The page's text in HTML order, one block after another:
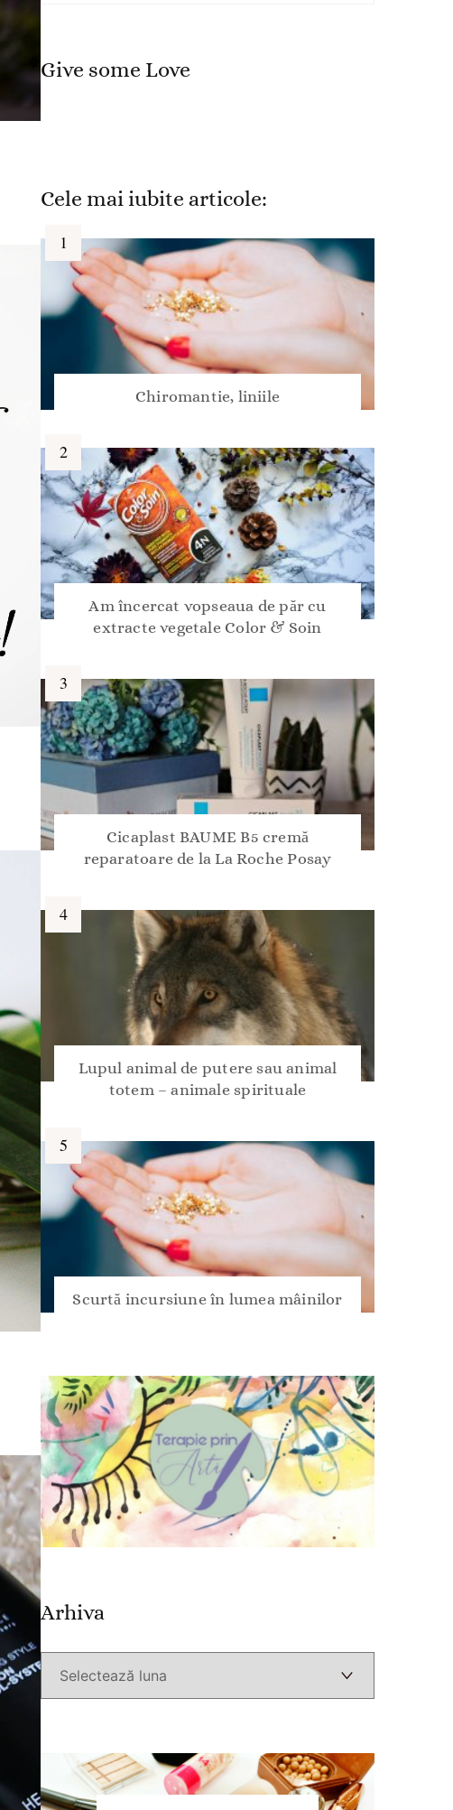
Give some Love
Cele mai iubite articole:
Chiromantie, liniile
Am încercat vopseaua de păr cu
extracte vegetale Color & Soin
Cicaplast BAUME B5 cremă
reparatoare de la La Roche Posay
Lupul animal de putere sau animal
totem – animale spirituale
Scurtă incursiune în lumea mâinilor
Arhiva